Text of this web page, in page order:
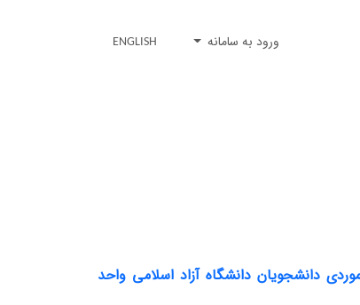
ورود به سامانه ENGLISH
دانشجویان دانشگاه آزاد اسلامی واحد